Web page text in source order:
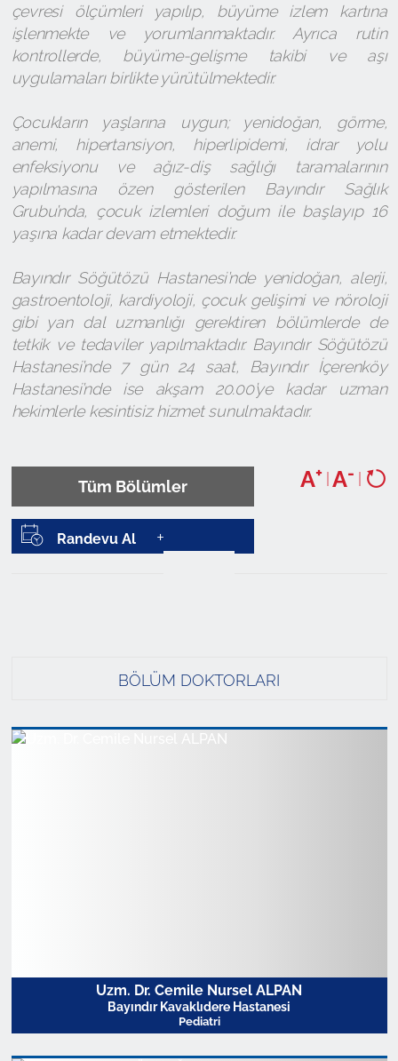
çevresi ölçümleri yapılıp, büyüme izlem kartına
işlenmekte ve yorumlanmaktadır. Ayrıca rutin
kontrollerde, büyüme-gelişme takibi ve aşı
uygulamaları birlikte yürütülmektedir.
Çocukların yaşlarına uygun; yenidoğan, görme,
anemi, hipertansiyon, hiperlipidemi, idrar yolu
enfeksiyonu ve ağız-diş sağlığı taramalarının
yapılmasına özen gösterilen Bayındır Sağlık
Grubu’nda, çocuk izlemleri doğum ile başlayıp 16
yaşına kadar devam etmektedir.
Bayındır Söğütözü Hastanesi’nde yenidoğan, alerji,
gastroentoloji, kardiyoloji, çocuk gelişimi ve nöroloji
gibi yan dal uzmanlığı gerektiren bölümlerde de
tetkik ve tedaviler yapılmaktadır. Bayındır Söğütözü
Hastanesi’nde 7 gün 24 saat, Bayındır İçerenköy
Hastanesi’nde ise akşam 20.00’ye kadar uzman
hekimlerle kesintisiz hizmet sunulmaktadır.
Tüm Bölümler
Randevu Al
A+ A-
BÖLÜM DOKTORLARI
Uzm. Dr. Cemile Nursel ALPAN
Bayındır Kavaklıdere Hastanesi
Pediatri